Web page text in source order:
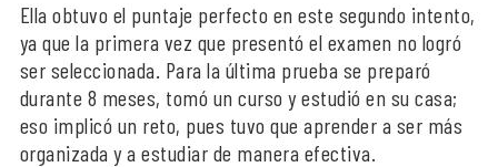
Ella obtuvo el puntaje perfecto en este segundo intento,
ya que la primera vez que presentó el examen no logró
ser seleccionada. Para la última prueba se preparó
durante 8 meses, tomó un curso y estudió en su casa;
eso implicó un reto, pues tuvo que aprender a ser más
organizada y a estudiar de manera efectiva.